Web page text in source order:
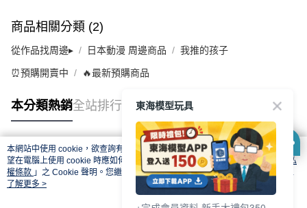
商品相關分類 (2)
從作品找周邊▸ 日本動漫 周邊商品 我推的孩子
⏰預購開賣中 🔥最新預購商品
本分類熱銷全站排行
熱門標籤
本網站中使用 cookie，欲查詢有關本網站使用 cookie 方式之詳情，及若您不希
望在電腦上使用 cookie 時應如何變更電腦的 cookie 設定，請參閱本網站「
隱私
權條款 」之 Cookie 聲明。您繼續使用本網站即表示您同意本公司得按本網站使
用條款之 Cookie 聲明使用 cookie。
了解更多 >
東海模型玩具